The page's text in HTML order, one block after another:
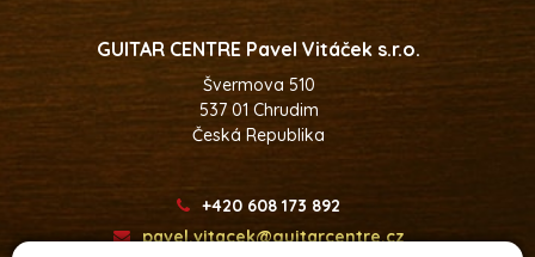
GUITAR CENTRE Pavel Vitáček s.r.o.
Švermova 510
537 01 Chrudim
Česká Republika
+420 608 173 892
pavel.vitacek@guitarcentre.cz